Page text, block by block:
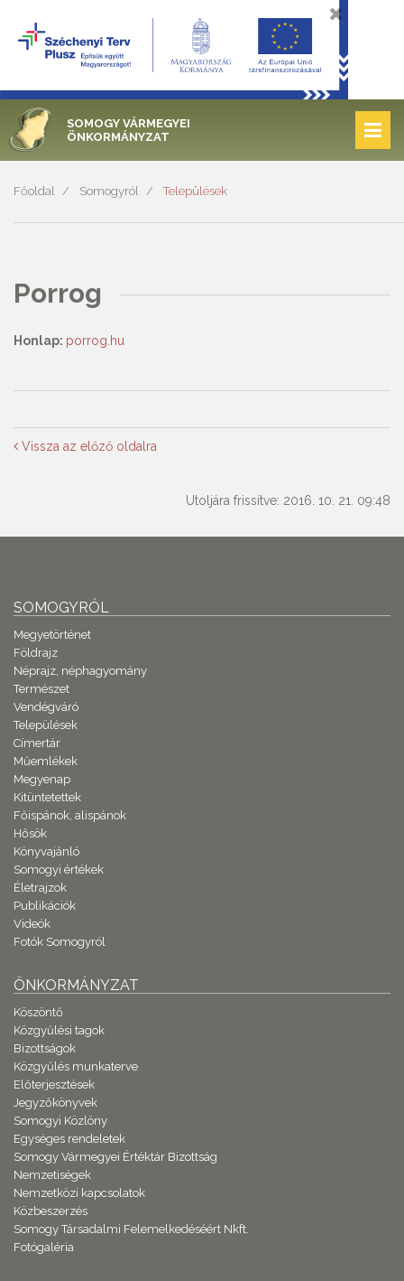
SOMOGY VÁRMEGYEI
ÖNKORMÁNYZAT
Főoldal Somogyról Települések
Porrog
Honlap: porrog.hu
Vissza az előző oldalra
Utoljára frissítve: 2016. 10. 21. 09:48
SOMOGYRÓL
Megyetörténet
Földrajz
Néprajz, néphagyomány
Természet
Vendégváró
Települések
Címertár
Műemlékek
Megyenap
Kitüntetettek
Főispánok, alispánok
Hősök
Könyvajánló
Somogyi értékek
Életrajzok
Publikációk
Videók
Fotók Somogyról
ÖNKORMÁNYZAT
Köszöntő
Közgyűlési tagok
Bizottságok
Közgyűlés munkaterve
Előterjesztések
Jegyzőkönyvek
Somogyi Közlöny
Egységes rendeletek
Somogy Vármegyei Értéktár Bizottság
Nemzetiségek
Nemzetközi kapcsolatok
Közbeszerzés
Somogy Társadalmi Felemelkedéséért Nkft.
Fotógaléria